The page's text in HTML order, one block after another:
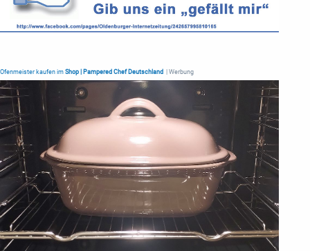
Ofenmeister kaufen im Shop | Pampered Chef Deutschland | Werbung